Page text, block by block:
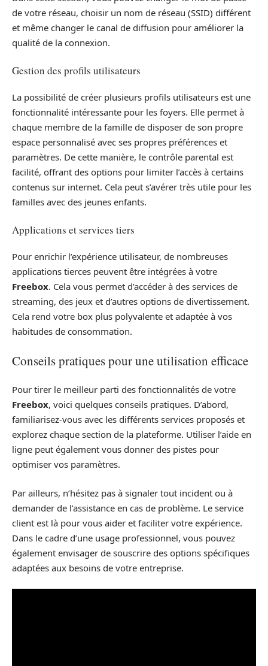
de votre réseau, choisir un nom de réseau (SSID) différent
et même changer le canal de diffusion pour améliorer la
qualité de la connexion.
Gestion des profils utilisateurs
La possibilité de créer plusieurs profils utilisateurs est une
fonctionnalité intéressante pour les foyers. Elle permet à
chaque membre de la famille de disposer de son propre
espace personnalisé avec ses propres préférences et
paramètres. De cette manière, le contrôle parental est
facilité, offrant des options pour limiter l’accès à certains
contenus sur internet. Cela peut s’avérer très utile pour les
familles avec des jeunes enfants.
Applications et services tiers
Pour enrichir l’expérience utilisateur, de nombreuses
applications tierces peuvent être intégrées à votre
Freebox. Cela vous permet d’accéder à des services de
streaming, des jeux et d’autres options de divertissement.
Cela rend votre box plus polyvalente et adaptée à vos
habitudes de consommation.
Conseils pratiques pour une utilisation efficace
Pour tirer le meilleur parti des fonctionnalités de votre
Freebox, voici quelques conseils pratiques. D’abord,
familiarisez-vous avec les différents services proposés et
explorez chaque section de la plateforme. Utiliser l’aide en
ligne peut également vous donner des pistes pour
optimiser vos paramètres.
Par ailleurs, n’hésitez pas à signaler tout incident ou à
demander de l’assistance en cas de problème. Le service
client est là pour vous aider et faciliter votre expérience.
Dans le cadre d’une usage professionnel, vous pouvez
également envisager de souscrire des options spécifiques
adaptées aux besoins de votre entreprise.